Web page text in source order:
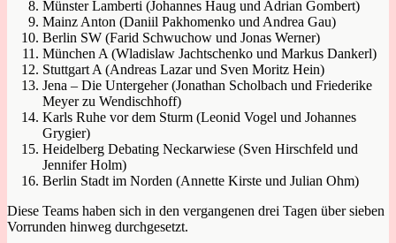
Münster Lamberti (Johannes Haug und Adrian Gombert)
Mainz Anton (Daniil Pakhomenko und Andrea Gau)
Berlin SW (Farid Schwuchow und Jonas Werner)
München A (Wladislaw Jachtschenko und Markus Dankerl)
Stuttgart A (Andreas Lazar und Sven Moritz Hein)
Jena – Die Untergeher (Jonathan Scholbach und Friederike
Meyer zu Wendischhoff)
Karls Ruhe vor dem Sturm (Leonid Vogel und Johannes
Grygier)
Heidelberg Debating Neckarwiese (Sven Hirschfeld und
Jennifer Holm)
Berlin Stadt im Norden (Annette Kirste und Julian Ohm)
Diese Teams haben sich in den vergangenen drei Tagen über sieben
Vorrunden hinweg durchgesetzt.